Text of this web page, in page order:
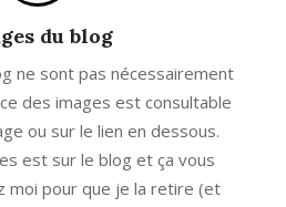
du blog
ne sont pas nécessairement
des images est consultable
ou sur le lien en dessous.
est sur le blog et ça vous
moi pour que je la retire (et